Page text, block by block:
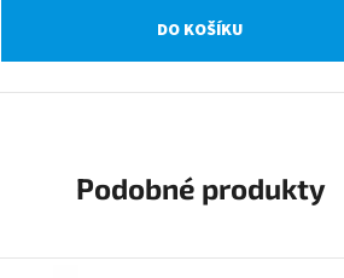
DO KOŠÍKU
Podobné produkty